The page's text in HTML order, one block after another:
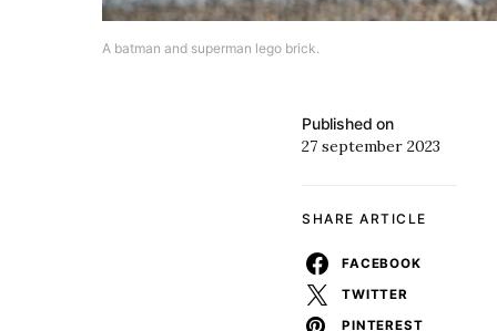
A batman and superman lego brick.
Published on
27 september 2023
SHARE ARTICLE
FACEBOOK
TWITTER
PINTEREST